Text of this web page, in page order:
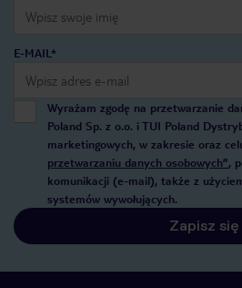
E-MAIL*
Wyrażam zgodę na przetwarzanie
Poland Sp. z o.o. i TUI Poland
marketingowych, w zakresie oraz
przetwarzaniu danych osobowych”,
komunikacji (e-mail), także z
systemów wywołujących.
Zapisz się